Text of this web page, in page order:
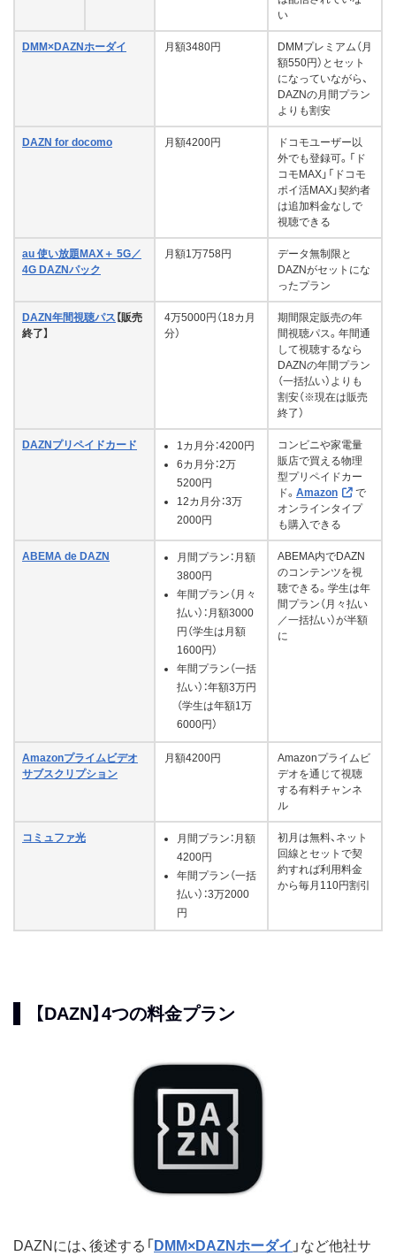
い
DMM×DAZNホーダイ 月額3480円
DMMプレミアム（月
額550円）とセット
になっていながら、
DAZNの月間プラン
よりも割安
DAZN for docomo 月額4200円
ドコモユーザー以
外でも登録可。「ド
コモMAX」「ドコモ
ポイ活MAX」契約者
は追加料金なしで
視聴できる
au 使い放題MAX＋ 5G／
4G DAZNパック
月額1万758円
データ無制限と
DAZNがセットにな
ったプラン
DAZN年間視聴パス 【販売
終了】
4万5000円（18カ月
分）
期間限定販売の年
間視聴パス。年間通
して視聴するなら
DAZNの年間プラン
（一括払い）よりも
割安（※現在は販売
終了）
DAZNプリペイドカード
1カ月分：4200円
6カ月分：2万
5200円
12カ月分：3万
2000円
コンビニや家電量
販店で買える物理
型プリペイドカー
ド。 Amazon
で
オンラインタイプ
も購入できる
ABEMA de DAZN
月間プラン：月額
3800円
年間プラン（月々
払い）：月額3000
円（学生は月額
1600円）
年間プラン（一括
払い）：年額3万円
（学生は年額1万
6000円）
ABEMA内でDAZN
のコンテンツを視
聴できる。学生は年
間プラン（月々払い
／一括払い）が半額
に
Amazonプライムビデオ
サブスクリプション
月額4200円
Amazonプライムビ
デオを通じて視聴
する有料チャンネ
ル
コミュファ光
月間プラン：月額
4200円
年間プラン（一括
払い）：3万2000
円
初月は無料、ネット
回線とセットで契
約すれば利用料金
から毎月110円割引
【DAZN】4つの料金プラン
DAZNには、後述する「 DMM×DAZNホーダイ 」など他社サ